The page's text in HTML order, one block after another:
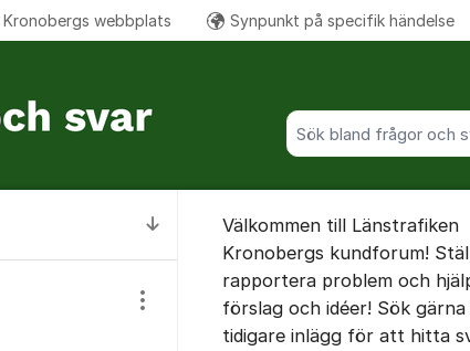
Sök bland alla inlägg
webbplats Synpunkt på specifik händelse
Till senaste kommentaren
Visa/dölj inställningar för inlägg/kommentar
Välkommen till Länstrafiken
Kronobergs kundforum!
rapportera problem och
förslag och idéer! Sök gärna
tidigare inlägg för att hitta